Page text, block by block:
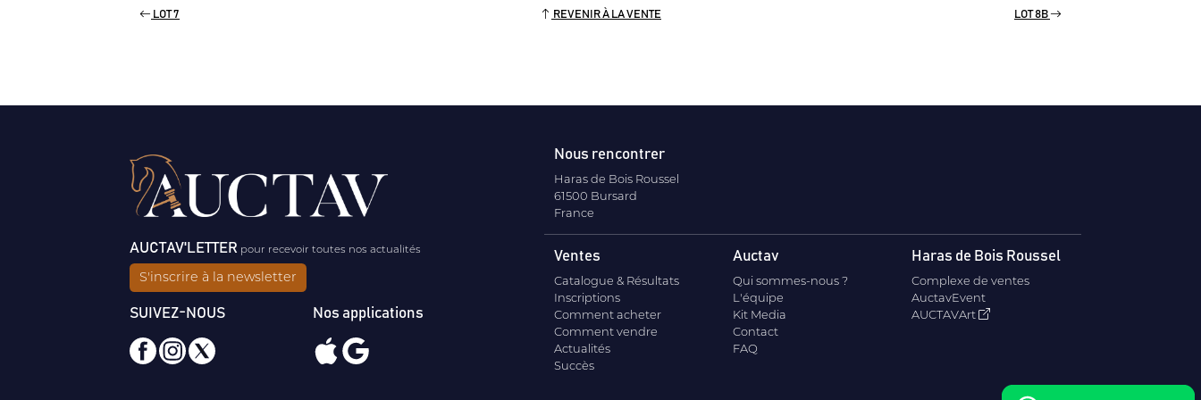
LOT 7 REVENIR À LA VENTE LOT 8B
AUCTAV'LETTER pour recevoir toutes nos actualités
S'inscrire à la newsletter
SUIVEZ-NOUS Nos applications
Nous rencontrer
Haras de Bois Roussel
61500 Bursard
France
Ventes
Catalogue & Résultats
Inscriptions
Comment acheter
Comment vendre
Actualités
Succès
Auctav
Qui sommes-nous ?
L'équipe
Kit Media
Contact
FAQ
Haras de Bois Roussel
Complexe de ventes
AuctavEvent
AUCTAVArt